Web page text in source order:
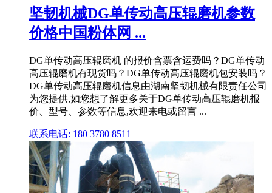
坚韧机械DG单传动高压辊磨机参数
价格中国粉体网 ...
DG单传动高压辊磨机 的报价含票含运费吗？DG单传动
高压辊磨机有现货吗？DG单传动高压辊磨机包安装吗？
DG单传动高压辊磨机信息由湖南坚韧机械有限责任公司
为您提供,如您想了解更多关于DG单传动高压辊磨机报
价、型号、参数等信息,欢迎来电或留言 ...
联系电话: 180 3780 8511